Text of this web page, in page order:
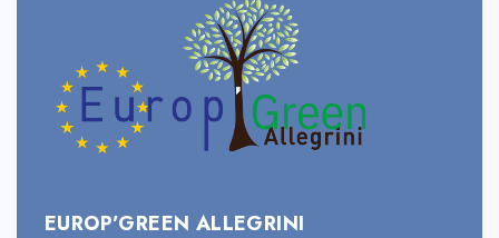
EUROP’GREEN ALLEGRINI